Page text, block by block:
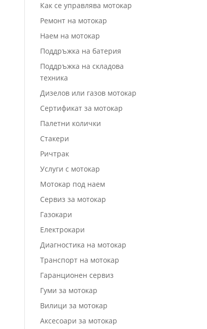
Как се управлява мотокар
Ремонт на мотокар
Наем на мотокар
Поддръжка на батерия
Поддръжка на складова
техника
Дизелов или газов мотокар
Сертификат за мотокар
Палетни колички
Стакери
Ричтрак
Услуги с мотокар
Мотокар под наем
Сервиз за мотокар
Газокари
Електрокари
Диагностика на мотокар
Транспорт на мотокар
Гаранционен сервиз
Гуми за мотокар
Вилици за мотокар
Аксесоари за мотокар